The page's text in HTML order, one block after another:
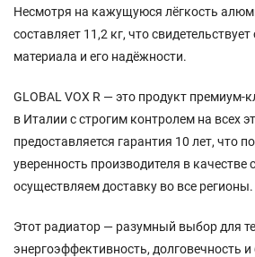
Несмотря на кажущуюся лёгкость
составляет 11,2 кг, что
материала и его надёжности.
GLOBAL VOX R — это продукт премиум-
в Италии с строгим контролем на всех
предоставляется гарантия 10 лет, что
уверенность производителя в
осуществляем доставку во все регионы.
Этот радиатор — разумный выбор для
энергоэффективность, долговечность